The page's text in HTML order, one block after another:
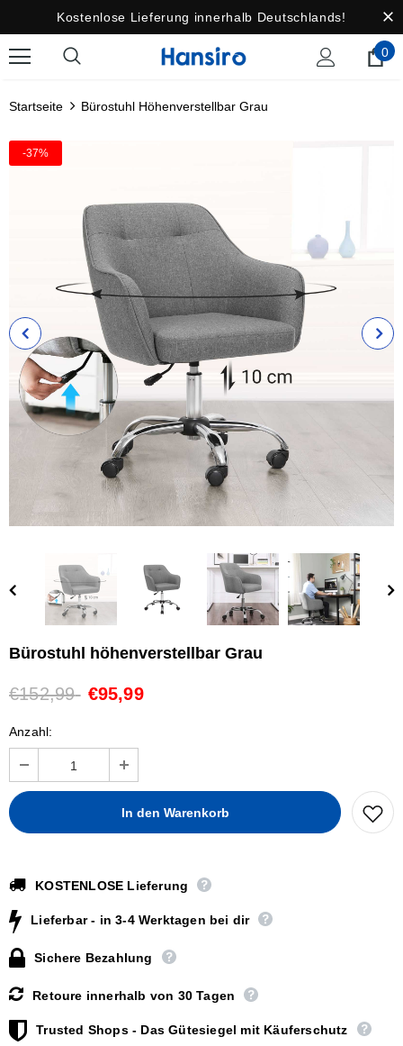
Kostenlose Lieferung innerhalb Deutschlands!
0
Startseite Bürostuhl Höhenverstellbar Grau
-37%
Bürostuhl höhenverstellbar Grau
€152,99 €95,99
Anzahl:
KOSTENLOSE Lieferung
Lieferbar - in 3-4 Werktagen bei dir
Sichere Bezahlung
Retoure innerhalb von 30 Tagen
Trusted Shops - Das Gütesiegel mit Käuferschutz